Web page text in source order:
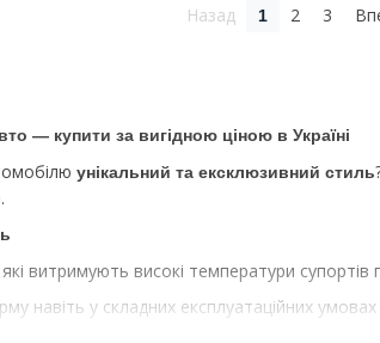
Назад 1 2 3
— купити за вигідною ціною в Україні
унікальний та ексклюзивний стиль
витримують високі температури супортів
навіть у складних експлуатаційних умовах